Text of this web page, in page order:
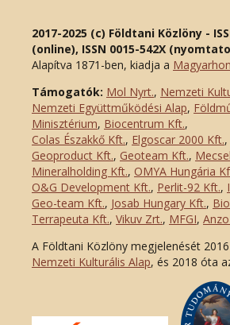
2017-2025 (c) Földtani Közlöny -
(online), ISSN 0015-542X
Alapítva 1871-ben, kiadja a
Támogatók: Mol Nyrt., Nemzeti
Nemzeti Együttműködési Alap,
Minisztérium, Biocentrum Kft.,
Colas Északkő Kft., Elgoscar 2000 Kft.,
Geoproduct Kft., Geoteam Kft.,
Mineralholding Kft., OMYA Hungária
O&G Development Kft., Perlit-92 Kft.,
Geo-team Kft., Josab Hungary Kft.,
Terrapeuta Kft., Vikuv Zrt., MFGI,
A Földtani Közlöny megjelenését
Nemzeti Kulturális Alap, és 2018 óta